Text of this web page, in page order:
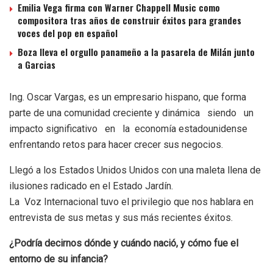
Emilia Vega firma con Warner Chappell Music como
compositora tras años de construir éxitos para grandes
voces del pop en español
Boza lleva el orgullo panameño a la pasarela de Milán junto
a Garcias
Ing. Oscar Vargas, es un empresario hispano, que forma
parte de una comunidad creciente y dinámica siendo un
impacto significativo en la economía estadounidense
enfrentando retos para hacer crecer sus negocios.
Llegó a los Estados Unidos Unidos con una maleta llena de
ilusiones radicado en el Estado Jardín.
La Voz Internacional tuvo el privilegio que nos hablara en
entrevista de sus metas y sus más recientes éxitos.
¿Podría decirnos dónde y cuándo nació, y cómo fue el
entorno de su infancia?